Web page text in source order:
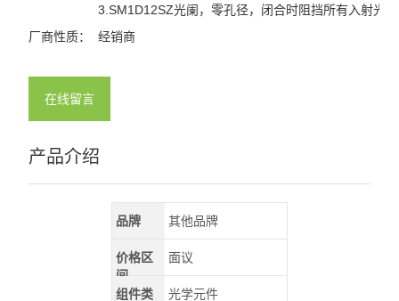
3.SM1D12SZ光阑，零孔径，闭合时阻挡所有入射光
厂商性质：
经销商
在线留言
产品介绍
品牌 其他品牌
价格区
间
面议
组件类
光学元件